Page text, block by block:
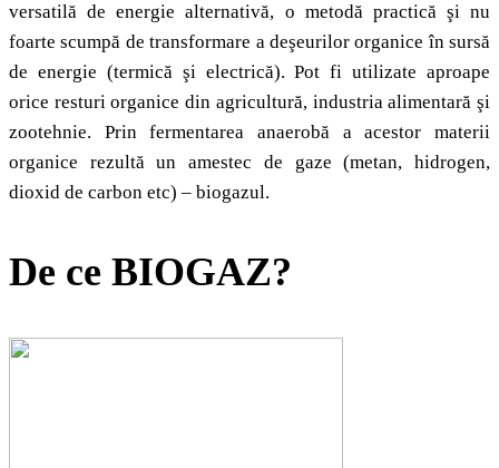
versatilă de energie alternativă, o metodă practică şi nu
foarte scumpă de transformare a deşeurilor organice în sursă
de energie (termică şi electrică). Pot fi utilizate aproape
orice resturi organice din agricultură, industria alimentară şi
zootehnie. Prin fermentarea anaerobă a acestor materii
organice rezultă un amestec de gaze (metan, hidrogen,
dioxid de carbon etc) – biogazul.
De ce BIOGAZ?